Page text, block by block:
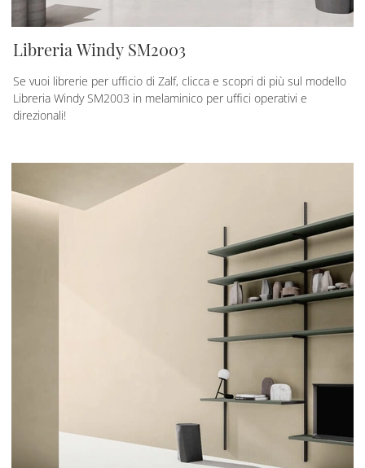
Libreria Windy SM2003
Se vuoi librerie per ufficio di Zalf, clicca e scopri di più sul modello
Libreria Windy SM2003 in melaminico per uffici operativi e
direzionali!